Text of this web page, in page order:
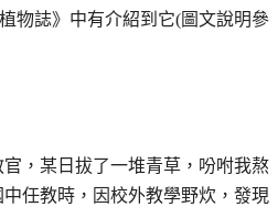
物誌》中有介紹到它(圖文說明參
，某日拔了一堆青草，吩咐我熬
任教時，因校外教學野炊，發現